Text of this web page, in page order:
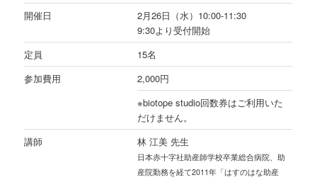
開催日
2月26日（水）10:00-11:30
9:30より受付開始
定員
15名
参加費用
2,000円
※biotope studio回数券はご利用いた
だけません。
講師
林 江美 先生
日本赤十字社助産師学校卒業総合病院、助
産院勤務を経て2011年「はすのはな助産